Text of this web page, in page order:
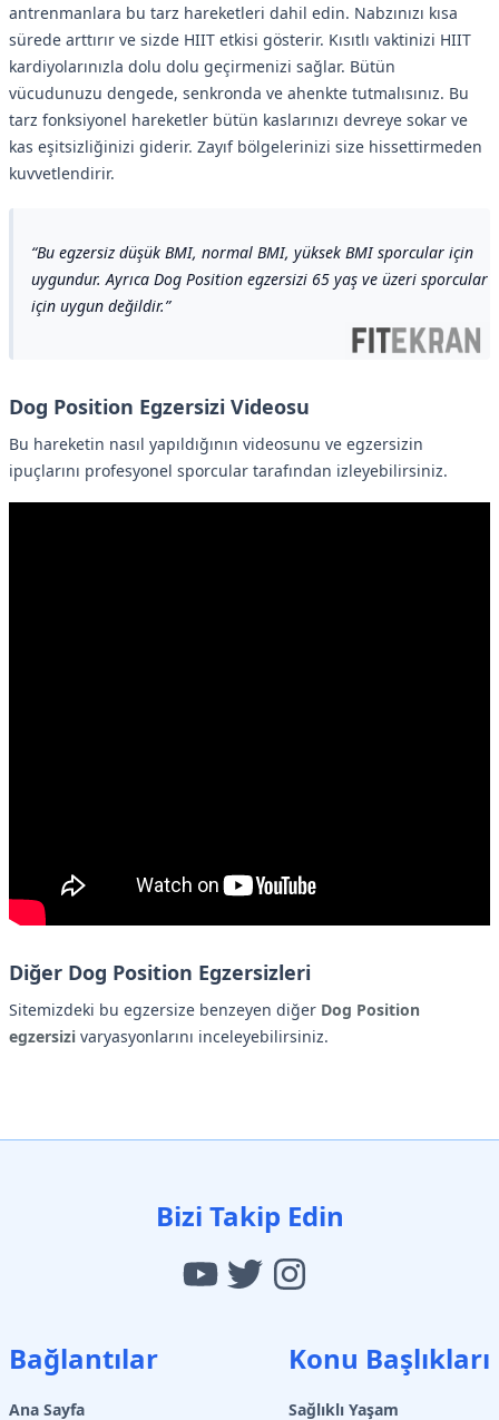
antrenmanlara bu tarz hareketleri dahil edin. Nabzınızı kısa
sürede arttırır ve sizde HIIT etkisi gösterir. Kısıtlı vaktinizi HIIT
kardiyolarınızla dolu dolu geçirmenizi sağlar. Bütün
vücudunuzu dengede, senkronda ve ahenkte tutmalısınız. Bu
tarz fonksiyonel hareketler bütün kaslarınızı devreye sokar ve
kas eşitsizliğinizi giderir. Zayıf bölgelerinizi size hissettirmeden
kuvvetlendirir.
Bu egzersiz düşük BMI, normal BMI, yüksek BMI sporcular için
uygundur. Ayrıca Dog Position egzersizi 65 yaş ve üzeri sporcular
için uygun değildir.
Dog Position Egzersizi Videosu
Bu hareketin nasıl yapıldığının videosunu ve egzersizin
ipuçlarını profesyonel sporcular tarafından izleyebilirsiniz.
Diğer Dog Position Egzersizleri
Sitemizdeki bu egzersize benzeyen diğer Dog Position
egzersizi varyasyonlarını inceleyebilirsiniz.
Bizi Takip Edin
Bağlantılar
Ana Sayfa
Konu Başlıkları
Sağlıklı Yaşam